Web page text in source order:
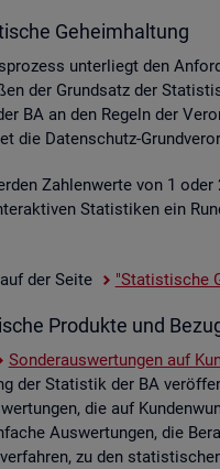
Ge­heim­hal­tung
un­ter­liegt den
der Grund­satz der
BA an den Re­geln der
die Da­ten­schutz-
Zah­len­wer­te von 1
Sta­tis­ti­ken ein
der Seite "Sta­tis­ti­sche
Pro­duk­te und
Son­der­aus­wer­tun­gen auf
der Sta­tis­tik der BA
die auf
Aus­wer­tun­gen, die
zu den